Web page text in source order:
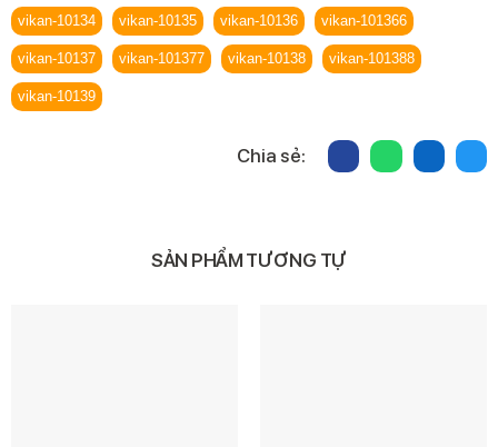
vikan-10134 vikan-10135 vikan-10136 vikan-101366
vikan-10137 vikan-101377 vikan-10138 vikan-101388
vikan-10139
Chia sẻ:
SẢN PHẨM TƯƠNG TỰ